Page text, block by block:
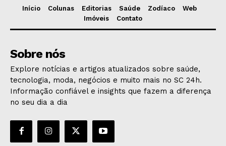
Início Colunas Editorias Saúde Zodíaco
Web
Imóveis
Contato
Sobre nós
Explore notícias e artigos atualizados sobre saúde,
tecnologia, moda, negócios e muito mais no SC 24h.
Informação confiável e insights que fazem a diferença
no seu dia a dia